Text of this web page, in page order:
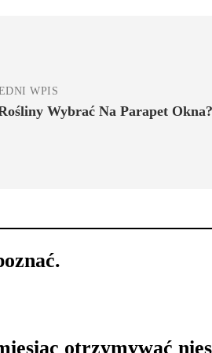
WPIS
Wybrać Na Parapet Okna?
otrzymywać